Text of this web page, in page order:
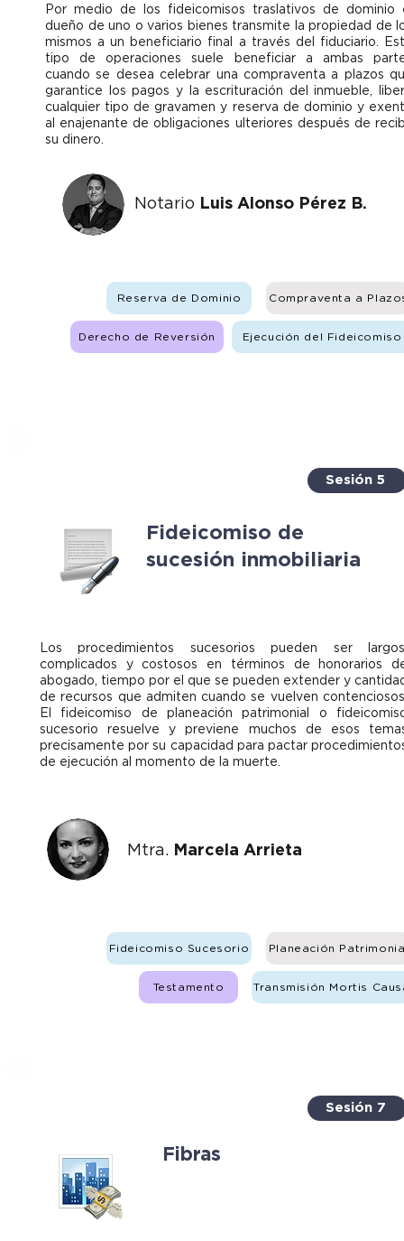
Por medio de los fideicomisos traslativos de dominio
dueño de uno o varios bienes transmite la propiedad de
mismos a un beneficiario final a través del fiduciario.
tipo de operaciones suele beneficiar a ambas
cuando se desea celebrar una compraventa a plazos
garantice los pagos y la escrituración del inmueble,
cualquier tipo de gravamen y reserva de dominio y
al enajenante de obligaciones ulteriores después de
su dinero.
Notario Luis Alonso Pérez B.
Reserva de Dominio Compraventa a
Derecho de Reversión Ejecución del Fideicomiso
Sesión 5
Fideicomiso de
sucesión inmobiliaria
Los procedimientos sucesorios pueden ser
complicados y costosos en términos de honorarios
abogado, tiempo por el que se pueden extender y
de recursos que admiten cuando se vuelven
El fideicomiso de planeación patrimonial o
sucesorio resuelve y previene muchos de esos
precisamente por su capacidad para pactar
de ejecución al momento de la muerte.
Mtra. Marcela Arrieta
Fideicomiso Sucesorio
Testamento
Planeación
Transmisión Mortis
Sesión 7
Fibras